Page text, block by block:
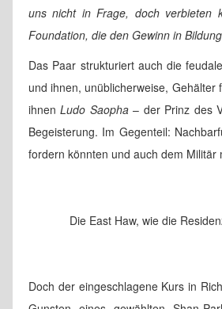
uns nicht in Frage, doch verbieten
Foundation, die den Gewinn in
Das Paar strukturiert auch die
und ihnen, unüblicherweise,
ihnenLudo Saopha– der Prinz des
Begeisterung. Im Gegenteil:
fordern könnten und auch dem Militär
Die East Haw, wie die
Doch der eingeschlagene Kurs in